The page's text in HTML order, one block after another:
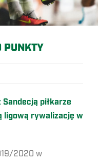
PUNKTY
piłkarze
ligową rywalizację w
2020 w